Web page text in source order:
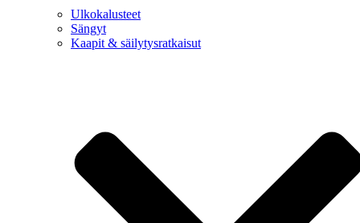
Ulkokalusteet
Sängyt
Kaapit & säilytysratkaisut